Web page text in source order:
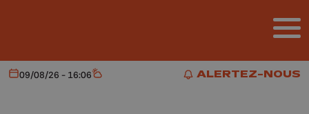
ALERTEZ-NOUS
ALERTEZ-NOUS
Aujourd'hui
09/08/26 - 16:06 Météo